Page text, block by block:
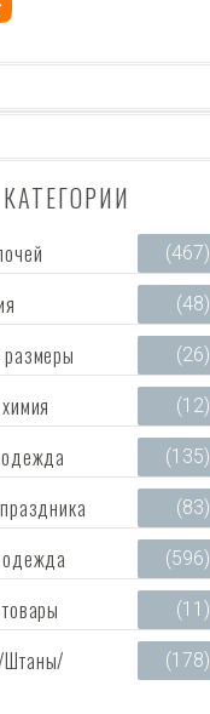
КАТЕГОРИИ
(467)
(48)
(26)
(12)
(135)
(83)
(596)
(11)
(178)